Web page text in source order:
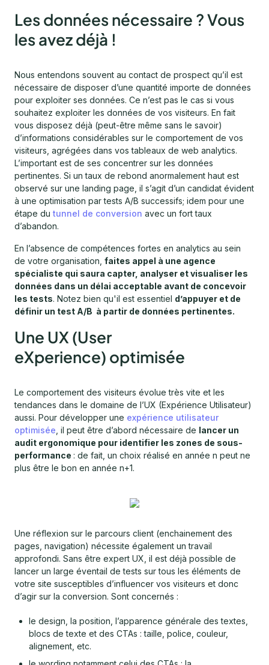
Les données nécessaire ? Vous
les avez déjà !
Nous entendons souvent au contact de prospect qu’il est
nécessaire de disposer d’une quantité importe de données
pour exploiter ses données. Ce n’est pas le cas si vous
souhaitez exploiter les données de vos visiteurs. En fait
vous disposez déjà (peut-être même sans le savoir)
d’informations considérables sur le comportement de vos
visiteurs, agrégées dans vos tableaux de web analytics.
L’important est de ses concentrer sur les données
pertinentes. Si un taux de rebond anormalement haut est
observé sur une landing page, il s’agit d’un candidat évident
à une optimisation par tests A/B successifs; idem pour une
étape du tunnel de conversion avec un fort taux
d’abandon.
En l’absence de compétences fortes en analytics au sein
de votre organisation, faites appel à une agence
spécialiste qui saura capter, analyser et visualiser les
données dans un délai acceptable avant de concevoir
les tests. Notez bien qu'il est essentiel d’appuyer et de
définir un test A/B à partir de données pertinentes.
Une UX (User
eXperience) optimisée
Le comportement des visiteurs évolue très vite et les
tendances dans le domaine de l’UX (Expérience Utilisateur)
aussi. Pour développer une expérience utilisateur
optimisée , il peut être d’abord nécessaire de lancer un
audit ergonomique pour identifier les zones de sous-
performance : de fait, un choix réalisé en année n peut ne
plus être le bon en année n+1.
Une réflexion sur le parcours client (enchainement des
pages, navigation) nécessite également un travail
approfondi. Sans être expert UX, il est déjà possible de
lancer un large éventail de tests sur tous les éléments de
votre site susceptibles d’influencer vos visiteurs et donc
d’agir sur la conversion. Sont concernés :
le design, la position, l’apparence générale des textes,
blocs de texte et des CTAs : taille, police, couleur,
alignement, etc.